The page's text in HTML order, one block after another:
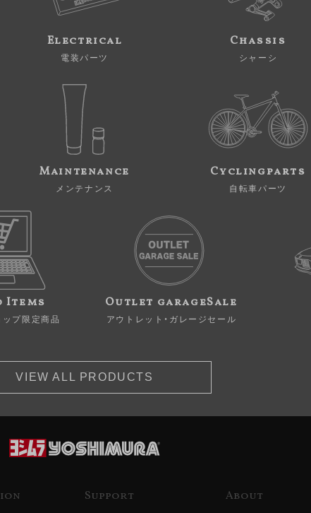
Electrical
電装パーツ
Chassis
シャーシ
Maintenance
メンテナンス
Cyclingparts
自転車パーツ
Items
プ限定商品
Outlet garageSale
アウトレット・ガレージセール
VIEW ALL PRODUCTS
Support About